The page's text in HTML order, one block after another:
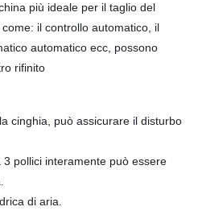
più ideale per il taglio del
il controllo automatico, il
automatico ecc, possono
rifinito
cinghia, può assicurare il disturbo
pollici interamente può essere
di aria.